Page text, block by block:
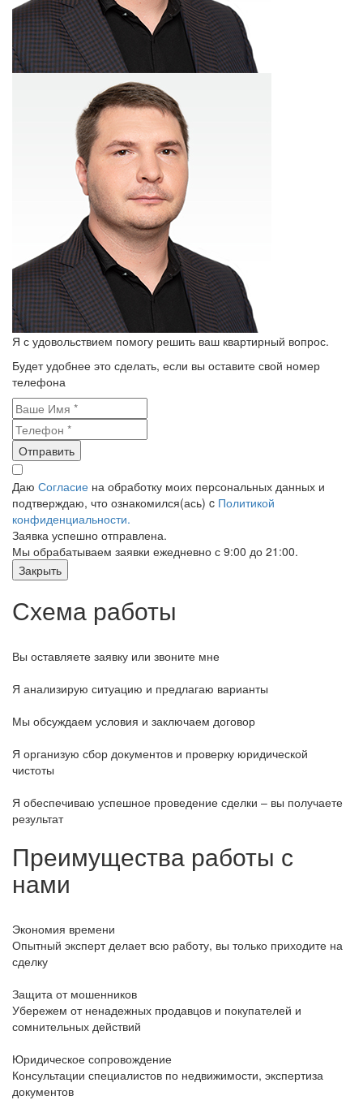
Я с удовольствием помогу решить ваш квартирный вопрос.
Будет удобнее это сделать, если вы оставите свой номер
телефона
Отправить
Даю Согласие на обработку моих персональных данных и
подтверждаю, что ознакомился(ась) c Политикой
конфиденциальности.
Заявка успешно отправлена.
Мы обрабатываем заявки ежедневно с 9:00 до 21:00.
Закрыть
Схема работы
Вы оставляете заявку или звоните мне
Я анализирую ситуацию и предлагаю варианты
Мы обсуждаем условия и заключаем договор
Я организую сбор документов и проверку юридической
чистоты
Я обеспечиваю успешное проведение сделки – вы получаете
результат
Преимущества работы с
нами
Экономия времени
Опытный эксперт делает всю работу, вы только приходите на
сделку
Защита от мошенников
Убережем от ненадежных продавцов и покупателей и
сомнительных действий
Юридическое сопровождение
Консультации специалистов по недвижимости, экспертиза
документов